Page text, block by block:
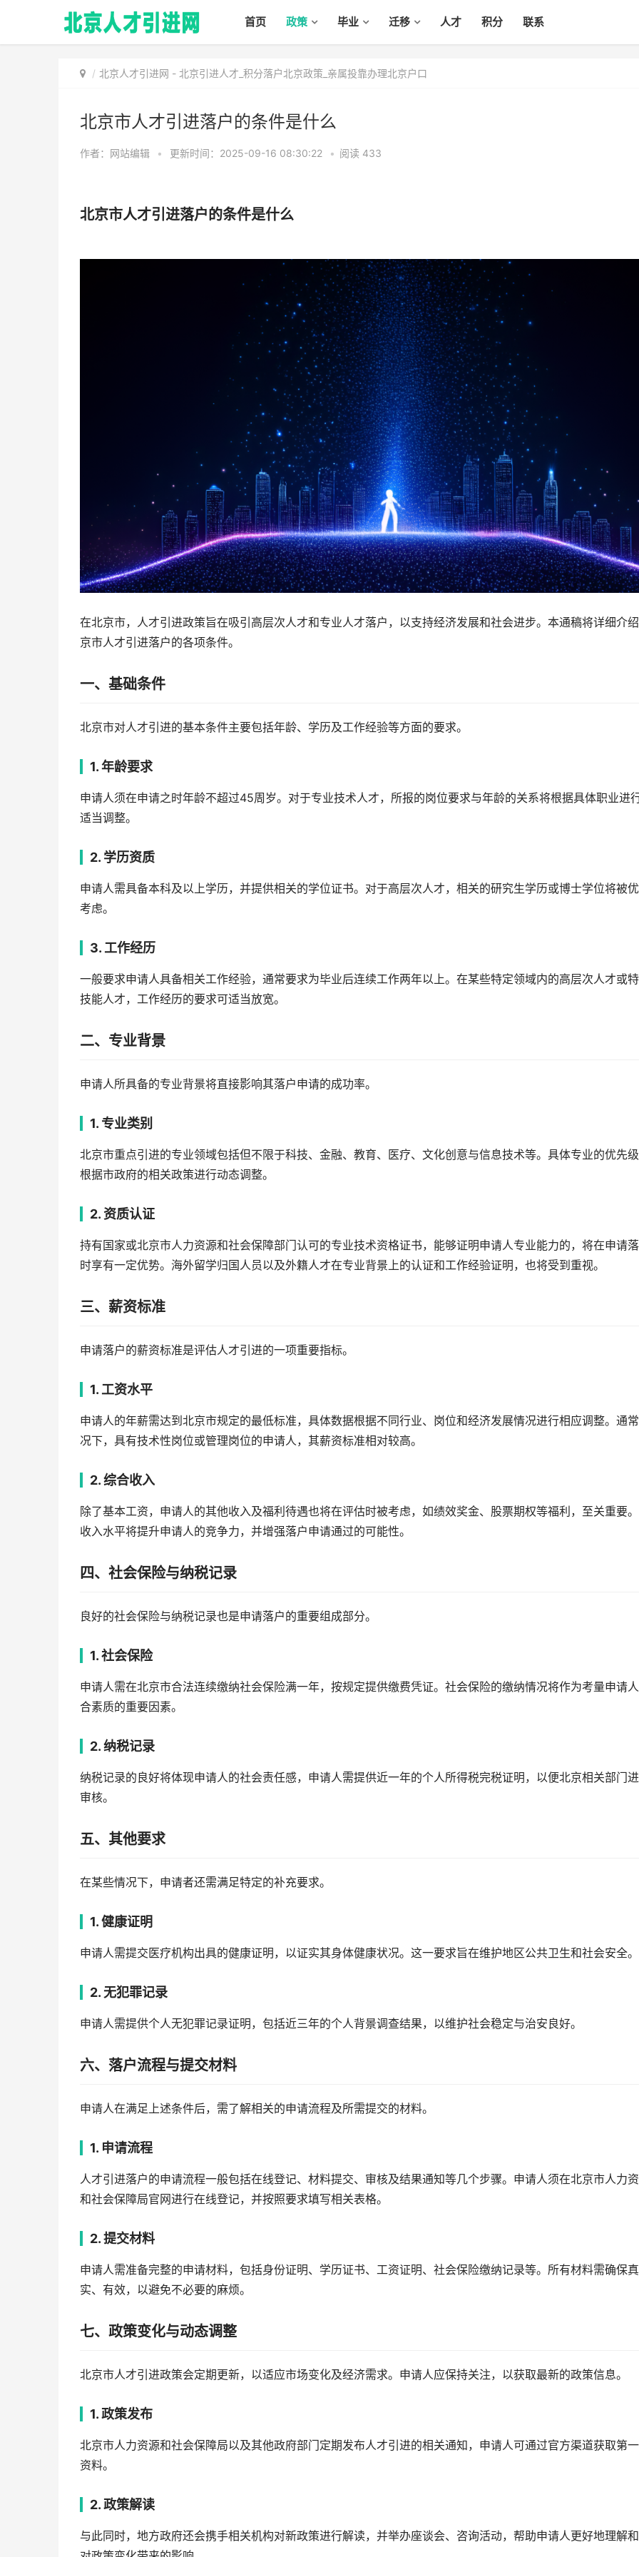
首页 政策 毕业 迁移 人才 积分 联系
北京人才引进网 - 北京引进人才_积分落户北京政策_亲属投靠办理北京户口
北京市人才引进落户的条件是什么
作者：网站编辑 • 更新时间：2025-09-16 08:30:22 • 阅读 433
北京市人才引进落户的条件是什么
在北京市，人才引进政策旨在吸引高层次人才和专业人才落户，以支持经济发展和社会进步。本通稿将详细介
京市人才引进落户的各项条件。
一、基础条件
北京市对人才引进的基本条件主要包括年龄、学历及工作经验等方面的要求。
1. 年龄要求
申请人须在申请之时年龄不超过45周岁。对于专业技术人才，所报的岗位要求与年龄的关系将根据具体职业进
适当调整。
2. 学历资质
申请人需具备本科及以上学历，并提供相关的学位证书。对于高层次人才，相关的研究生学历或博士学位将被
考虑。
3. 工作经历
一般要求申请人具备相关工作经验，通常要求为毕业后连续工作两年以上。在某些特定领域内的高层次人才或
技能人才，工作经历的要求可适当放宽。
二、专业背景
申请人所具备的专业背景将直接影响其落户申请的成功率。
1. 专业类别
北京市重点引进的专业领域包括但不限于科技、金融、教育、医疗、文化创意与信息技术等。具体专业的优先
根据市政府的相关政策进行动态调整。
2. 资质认证
持有国家或北京市人力资源和社会保障部门认可的专业技术资格证书，能够证明申请人专业能力的，将在申请
时享有一定优势。海外留学归国人员以及外籍人才在专业背景上的认证和工作经验证明，也将受到重视。
三、薪资标准
申请落户的薪资标准是评估人才引进的一项重要指标。
1. 工资水平
申请人的年薪需达到北京市规定的最低标准，具体数据根据不同行业、岗位和经济发展情况进行相应调整。通
况下，具有技术性岗位或管理岗位的申请人，其薪资标准相对较高。
2. 综合收入
除了基本工资，申请人的其他收入及福利待遇也将在评估时被考虑，如绩效奖金、股票期权等福利，至关重要
收入水平将提升申请人的竞争力，并增强落户申请通过的可能性。
四、社会保险与纳税记录
良好的社会保险与纳税记录也是申请落户的重要组成部分。
1. 社会保险
申请人需在北京市合法连续缴纳社会保险满一年，按规定提供缴费凭证。社会保险的缴纳情况将作为考量申请
合素质的重要因素。
2. 纳税记录
纳税记录的良好将体现申请人的社会责任感，申请人需提供近一年的个人所得税完税证明，以便北京相关部门
审核。
五、其他要求
在某些情况下，申请者还需满足特定的补充要求。
1. 健康证明
申请人需提交医疗机构出具的健康证明，以证实其身体健康状况。这一要求旨在维护地区公共卫生和社会安全。
2. 无犯罪记录
申请人需提供个人无犯罪记录证明，包括近三年的个人背景调查结果，以维护社会稳定与治安良好。
六、落户流程与提交材料
申请人在满足上述条件后，需了解相关的申请流程及所需提交的材料。
1. 申请流程
人才引进落户的申请流程一般包括在线登记、材料提交、审核及结果通知等几个步骤。申请人须在北京市人力
和社会保障局官网进行在线登记，并按照要求填写相关表格。
2. 提交材料
申请人需准备完整的申请材料，包括身份证明、学历证书、工资证明、社会保险缴纳记录等。所有材料需确保真
实、有效，以避免不必要的麻烦。
七、政策变化与动态调整
北京市人才引进政策会定期更新，以适应市场变化及经济需求。申请人应保持关注，以获取最新的政策信息。
1. 政策发布
北京市人力资源和社会保障局以及其他政府部门定期发布人才引进的相关通知，申请人可通过官方渠道获取第
资料。
2. 政策解读
与此同时，地方政府还会携手相关机构对新政策进行解读，并举办座谈会、咨询活动，帮助申请人更好地理解